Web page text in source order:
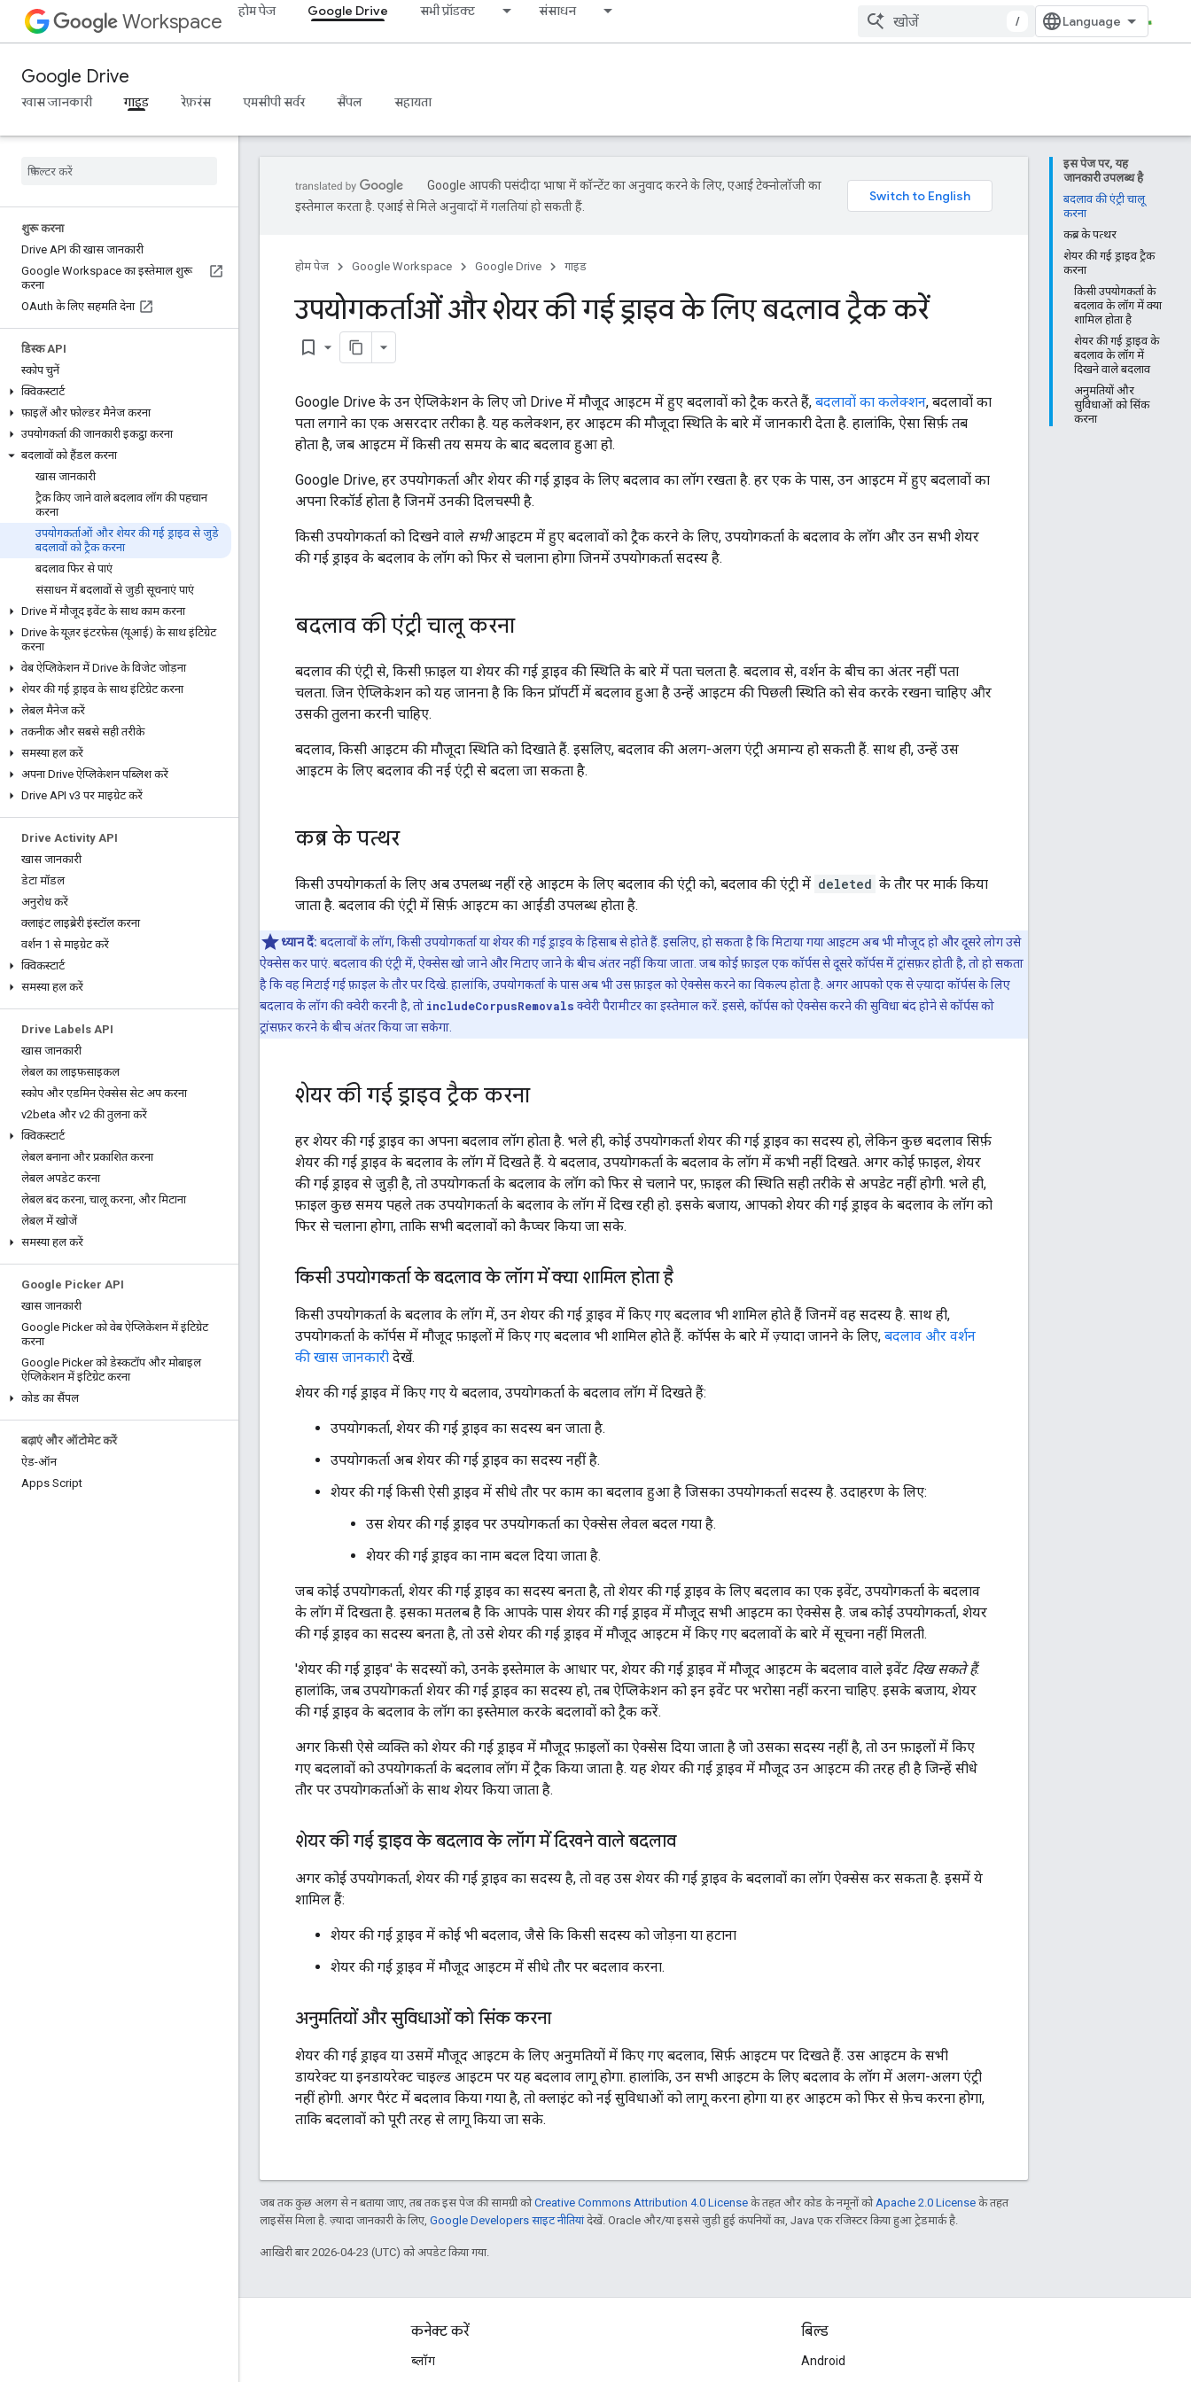
Workspace होम पेज Google Drive सभी प्रॉडक्ट संसाधन
/
Google Drive
खास जानकारी गाइड रेफ़रंस एमसीपी सर्वर सैंपल सहायता
शुरू करना
Drive API की खास जानकारी
Google Workspace का इस्तेमाल शुरू
करना
OAuth के लिए सहमति देना
डिस्क API
स्कोप चुनें
क्विकस्टार्ट
फ़ाइलें और फ़ोल्डर मैनेज करना
उपयोगकर्ता की जानकारी इकट्ठा करना
बदलावों को हैंडल करना
खास जानकारी
ट्रैक किए जाने वाले बदलाव लॉग की पहचान
करना
उपयोगकर्ताओं और शेयर की गई ड्राइव से जुड़े
बदलावों को ट्रैक करना
बदलाव फिर से पाएं
संसाधन में बदलावों से जुड़ी सूचनाएं पाएं
Drive में मौजूद इवेंट के साथ काम करना
Drive के यूज़र इंटरफ़ेस (यूआई) के साथ इंटिग्रेट
करना
वेब ऐप्लिकेशन में Drive के विजेट जोड़ना
शेयर की गई ड्राइव के साथ इंटिग्रेट करना
लेबल मैनेज करें
तकनीक और सबसे सही तरीके
समस्या हल करें
अपना Drive ऐप्लिकेशन पब्लिश करें
Drive API v3 पर माइग्रेट करें
Drive Activity API
खास जानकारी
डेटा मॉडल
अनुरोध करें
क्लाइंट लाइब्रेरी इंस्टॉल करना
वर्शन 1 से माइग्रेट करें
क्विकस्टार्ट
समस्या हल करें
Drive Labels API
खास जानकारी
लेबल का लाइफ़साइकल
स्कोप और एडमिन ऐक्सेस सेट अप करना
v2beta और v2 की तुलना करें
क्विकस्टार्ट
लेबल बनाना और प्रकाशित करना
लेबल अपडेट करना
लेबल बंद करना, चालू करना, और मिटाना
लेबल में खोजें
समस्या हल करें
Google Picker API
खास जानकारी
Google Picker को वेब ऐप्लिकेशन में इंटिग्रेट
करना
Google Picker को डेस्कटॉप और मोबाइल
ऐप्लिकेशन में इंटिग्रेट करना
कोड का सैंपल
बढ़ाएं और ऑटोमेट करें
ऐड-ऑन
Apps Script
इस पेज पर, यह
जानकारी उपलब्ध है
बदलाव की एंट्री चालू
करना
कब्र के पत्थर
शेयर की गई ड्राइव ट्रैक
करना
किसी उपयोगकर्ता के
बदलाव के लॉग में क्या
शामिल होता है
शेयर की गई ड्राइव के
बदलाव के लॉग में
दिखने वाले बदलाव
अनुमतियों और
सुविधाओं को सिंक
करना
Google आपकी पसंदीदा भाषा में कॉन्टेंट का अनुवाद करने के लिए, एआई टेक्नोलॉजी का
इस्तेमाल करता है. एआई से मिले अनुवादों में गलतियां हो सकती हैं.
होम पेज Google Workspace Google Drive गाइड
उपयोगकर्ताओं और शेयर की गई ड्राइव के लिए बदलाव ट्रैक करें
bookmark_border
Google Drive के उन ऐप्लिकेशन के लिए जो Drive में मौजूद आइटम में हुए बदलावों को ट्रैक करते हैं, बदलावों का कलेक्शन, बदलावों का
पता लगाने का एक असरदार तरीका है. यह कलेक्शन, हर आइटम की मौजूदा स्थिति के बारे में जानकारी देता है. हालांकि, ऐसा सिर्फ़ तब
होता है, जब आइटम में किसी तय समय के बाद बदलाव हुआ हो.
Google Drive, हर उपयोगकर्ता और शेयर की गई ड्राइव के लिए बदलाव का लॉग रखता है. हर एक के पास, उन आइटम में हुए बदलावों का
अपना रिकॉर्ड होता है जिनमें उनकी दिलचस्पी है.
किसी उपयोगकर्ता को दिखने वाले सभीआइटम में हुए बदलावों को ट्रैक करने के लिए, उपयोगकर्ता के बदलाव के लॉग और उन सभी शेयर
की गई ड्राइव के बदलाव के लॉग को फिर से चलाना होगा जिनमें उपयोगकर्ता सदस्य है.
बदलाव की एंट्री चालू करना
बदलाव की एंट्री से, किसी फ़ाइल या शेयर की गई ड्राइव की स्थिति के बारे में पता चलता है. बदलाव से, वर्शन के बीच का अंतर नहीं पता
चलता. जिन ऐप्लिकेशन को यह जानना है कि किन प्रॉपर्टी में बदलाव हुआ है उन्हें आइटम की पिछली स्थिति को सेव करके रखना चाहिए और
उसकी तुलना करनी चाहिए.
बदलाव, किसी आइटम की मौजूदा स्थिति को दिखाते हैं. इसलिए, बदलाव की अलग-अलग एंट्री अमान्य हो सकती हैं. साथ ही, उन्हें उस
आइटम के लिए बदलाव की नई एंट्री से बदला जा सकता है.
कब्र के पत्थर
किसी उपयोगकर्ता के लिए अब उपलब्ध नहीं रहे आइटम के लिए बदलाव की एंट्री को, बदलाव की एंट्री में deleted के तौर पर मार्क किया
जाता है. बदलाव की एंट्री में सिर्फ़ आइटम का आईडी उपलब्ध होता है.
ध्यान दें: बदलावों के लॉग, किसी उपयोगकर्ता या शेयर की गई ड्राइव के हिसाब से होते हैं. इसलिए, हो सकता है कि मिटाया गया आइटम अब भी मौजूद हो और दूसरे लोग उसे
ऐक्सेस कर पाएं. बदलाव की एंट्री में, ऐक्सेस खो जाने और मिटाए जाने के बीच अंतर नहीं किया जाता. जब कोई फ़ाइल एक कॉर्पस से दूसरे कॉर्पस में ट्रांसफ़र होती है, तो हो सकता
है कि वह मिटाई गई फ़ाइल के तौर पर दिखे. हालांकि, उपयोगकर्ता के पास अब भी उस फ़ाइल को ऐक्सेस करने का विकल्प होता है. अगर आपको एक से ज़्यादा कॉर्पस के लिए
बदलाव के लॉग की क्वेरी करनी है, तो includeCorpusRemovals क्वेरी पैरामीटर का इस्तेमाल करें. इससे, कॉर्पस को ऐक्सेस करने की सुविधा बंद होने से कॉर्पस को
ट्रांसफ़र करने के बीच अंतर किया जा सकेगा.
शेयर की गई ड्राइव ट्रैक करना
हर शेयर की गई ड्राइव का अपना बदलाव लॉग होता है. भले ही, कोई उपयोगकर्ता शेयर की गई ड्राइव का सदस्य हो, लेकिन कुछ बदलाव सिर्फ़
शेयर की गई ड्राइव के बदलाव के लॉग में दिखते हैं. ये बदलाव, उपयोगकर्ता के बदलाव के लॉग में कभी नहीं दिखते. अगर कोई फ़ाइल, शेयर
की गई ड्राइव से जुड़ी है, तो उपयोगकर्ता के बदलाव के लॉग को फिर से चलाने पर, फ़ाइल की स्थिति सही तरीके से अपडेट नहीं होगी. भले ही,
फ़ाइल कुछ समय पहले तक उपयोगकर्ता के बदलाव के लॉग में दिख रही हो. इसके बजाय, आपको शेयर की गई ड्राइव के बदलाव के लॉग को
फिर से चलाना होगा, ताकि सभी बदलावों को कैप्चर किया जा सके.
किसी उपयोगकर्ता के बदलाव के लॉग में क्या शामिल होता है
किसी उपयोगकर्ता के बदलाव के लॉग में, उन शेयर की गई ड्राइव में किए गए बदलाव भी शामिल होते हैं जिनमें वह सदस्य है. साथ ही,
उपयोगकर्ता के कॉर्पस में मौजूद फ़ाइलों में किए गए बदलाव भी शामिल होते हैं. कॉर्पस के बारे में ज़्यादा जानने के लिए, बदलाव और वर्शन
की खास जानकारी देखें.
शेयर की गई ड्राइव में किए गए ये बदलाव, उपयोगकर्ता के बदलाव लॉग में दिखते हैं:
उपयोगकर्ता, शेयर की गई ड्राइव का सदस्य बन जाता है.
उपयोगकर्ता अब शेयर की गई ड्राइव का सदस्य नहीं है.
शेयर की गई किसी ऐसी ड्राइव में सीधे तौर पर काम का बदलाव हुआ है जिसका उपयोगकर्ता सदस्य है. उदाहरण के लिए:
उस शेयर की गई ड्राइव पर उपयोगकर्ता का ऐक्सेस लेवल बदल गया है.
शेयर की गई ड्राइव का नाम बदल दिया जाता है.
जब कोई उपयोगकर्ता, शेयर की गई ड्राइव का सदस्य बनता है, तो शेयर की गई ड्राइव के लिए बदलाव का एक इवेंट, उपयोगकर्ता के बदलाव
के लॉग में दिखता है. इसका मतलब है कि आपके पास शेयर की गई ड्राइव में मौजूद सभी आइटम का ऐक्सेस है. जब कोई उपयोगकर्ता, शेयर
की गई ड्राइव का सदस्य बनता है, तो उसे शेयर की गई ड्राइव में मौजूद आइटम में किए गए बदलावों के बारे में सूचना नहीं मिलती.
'शेयर की गई ड्राइव' के सदस्यों को, उनके इस्तेमाल के आधार पर, शेयर की गई ड्राइव में मौजूद आइटम के बदलाव वाले इवेंट दिख सकते हैं.
हालांकि, जब उपयोगकर्ता शेयर की गई ड्राइव का सदस्य हो, तब ऐप्लिकेशन को इन इवेंट पर भरोसा नहीं करना चाहिए. इसके बजाय, शेयर
की गई ड्राइव के बदलाव के लॉग का इस्तेमाल करके बदलावों को ट्रैक करें.
अगर किसी ऐसे व्यक्ति को शेयर की गई ड्राइव में मौजूद फ़ाइलों का ऐक्सेस दिया जाता है जो उसका सदस्य नहीं है, तो उन फ़ाइलों में किए
गए बदलावों को उपयोगकर्ता के बदलाव लॉग में ट्रैक किया जाता है. यह शेयर की गई ड्राइव में मौजूद उन आइटम की तरह ही है जिन्हें सीधे
तौर पर उपयोगकर्ताओं के साथ शेयर किया जाता है.
शेयर की गई ड्राइव के बदलाव के लॉग में दिखने वाले बदलाव
अगर कोई उपयोगकर्ता, शेयर की गई ड्राइव का सदस्य है, तो वह उस शेयर की गई ड्राइव के बदलावों का लॉग ऐक्सेस कर सकता है. इसमें ये
शामिल हैं:
शेयर की गई ड्राइव में कोई भी बदलाव, जैसे कि किसी सदस्य को जोड़ना या हटाना
शेयर की गई ड्राइव में मौजूद आइटम में सीधे तौर पर बदलाव करना.
अनुमतियों और सुविधाओं को सिंक करना
शेयर की गई ड्राइव या उसमें मौजूद आइटम के लिए अनुमतियों में किए गए बदलाव, सिर्फ़ आइटम पर दिखते हैं. उस आइटम के सभी
डायरेक्ट या इनडायरेक्ट चाइल्ड आइटम पर यह बदलाव लागू होगा. हालांकि, उन सभी आइटम के लिए बदलाव के लॉग में अलग-अलग एंट्री
नहीं होगी. अगर पैरंट में बदलाव किया गया है, तो क्लाइंट को नई सुविधाओं को लागू करना होगा या हर आइटम को फिर से फ़ेच करना होगा,
ताकि बदलावों को पूरी तरह से लागू किया जा सके.
जब तक कुछ अलग से न बताया जाए, तब तक इस पेज की सामग्री कोCreative Commons Attribution 4.0 License के तहत और कोड के नमूनों को Apache 2.0 License के तहत
लाइसेंस मिला है. ज़्यादा जानकारी के लिए, Google Developers साइट नीतियांदेखें. Oracle और/या इससे जुड़ी हुई कंपनियों का, Java एक रजिस्टर किया हुआ ट्रेडमार्क है.
आखिरी बार 2026-04-23 (UTC) को अपडेट किया गया.
कनेक्ट करें
ब्लॉग
बिल्ड
Android